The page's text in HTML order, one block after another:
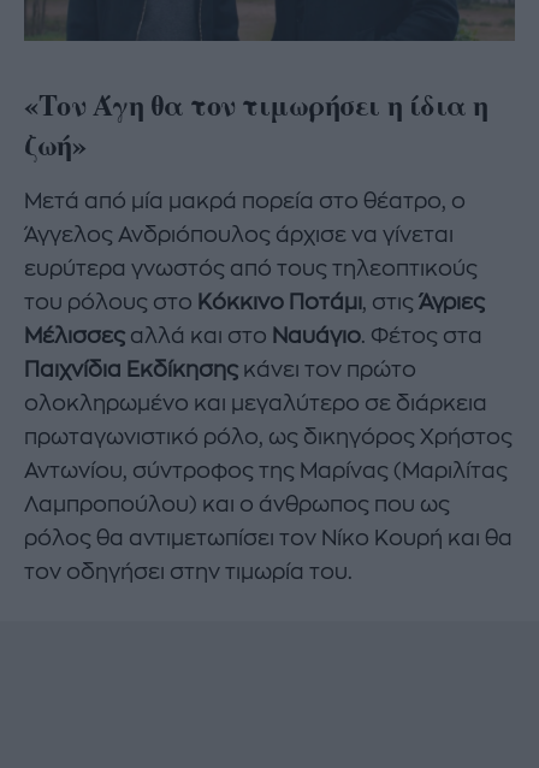
«Τον Άγη θα τον τιμωρήσει η ίδια η
ζωή»
Μετά από μία μακρά πορεία στο θέατρο, ο
Άγγελος Ανδριόπουλος άρχισε να γίνεται
ευρύτερα γνωστός από τους τηλεοπτικούς
του ρόλους στο Κόκκινο Ποτάμι, στις Άγριες
Μέλισσες αλλά και στο Ναυάγιο. Φέτος στα
Παιχνίδια Εκδίκησης κάνει τον πρώτο
ολοκληρωμένο και μεγαλύτερο σε διάρκεια
πρωταγωνιστικό ρόλο, ως δικηγόρος Χρήστος
Αντωνίου, σύντροφος της Μαρίνας (Μαριλίτας
Λαμπροπούλου) και ο άνθρωπος που ως
ρόλος θα αντιμετωπίσει τον Νίκο Κουρή και θα
τον οδηγήσει στην τιμωρία του.